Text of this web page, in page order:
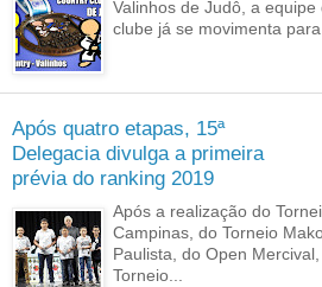
Valinhos de Judô, a
clube já se movimenta para
Após quatro etapas, 15ª
Delegacia divulga a primeira
prévia do ranking 2019
Após a realização do
Campinas, do Torneio
Paulista, do Open
Torneio...